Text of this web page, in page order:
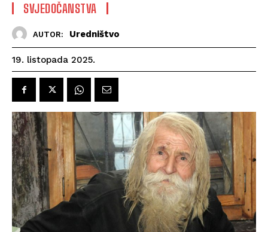
SVJEDOČANSTVA
AUTOR: Uredništvo
19. listopada 2025.